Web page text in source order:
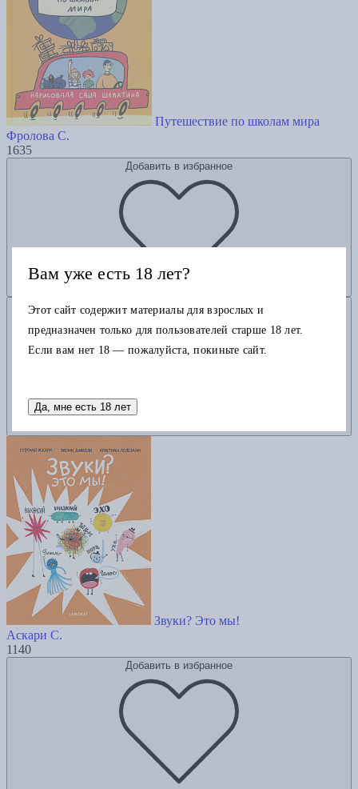
Путешествие по школам мира
Фролова С.
1635
Добавить в избранное
Добавить в корзину
Звуки? Это мы!
Аскари С.
1140
Добавить в избранное
Вам уже есть 18 лет?
Этот сайт содержит материалы для взрослых и
предназначен только для пользователей старше 18 лет.
Если вам нет 18 — пожалуйста, покиньте сайт.
Да, мне есть 18 лет